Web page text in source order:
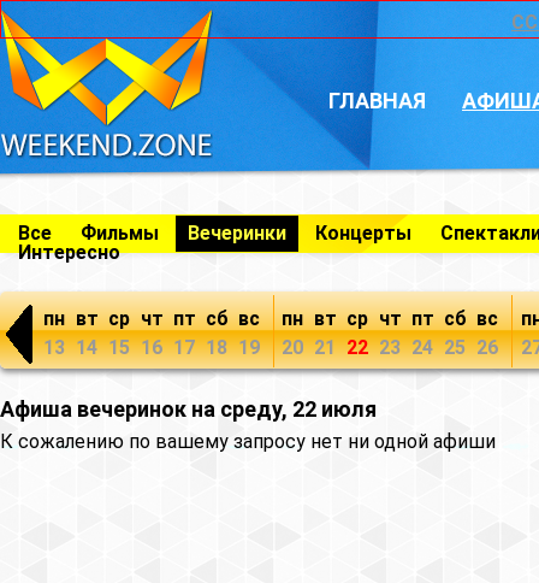
ГЛАВНАЯ
Все Фильмы Вечеринки Концерты
Интересно
пн
13
вт
14
ср
15
чт
16
пт
17
сб
18
вс
19
пн
20
вт
21
ср
22
чт
23
пт
24
сб
25
вс
26
Афиша вечеринок на среду, 22 июля
К сожалению по вашему запросу нет ни одной афиши